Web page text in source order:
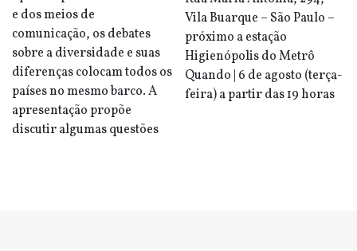
e dos meios de
comunicação, os debates
sobre a diversidade e suas
diferenças colocam todos os
países no mesmo barco. A
apresentação propõe
discutir algumas questões
Vila Buarque – São Paulo –
próximo a estação
Higienópolis do Metrô
Quando | 6 de agosto (terça-
feira) a partir das 19 horas